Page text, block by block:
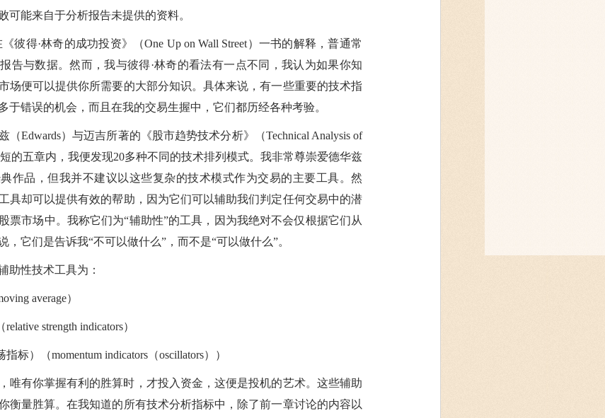
可能来自于分析报告未提供的资料。
彼得·林奇的成功投资》（One Up on Wall Street）一书的解释，普通常
告与数据。然而，我与彼得·林奇的看法有一点不同，我认为如果你知
场便可以提供你所需要的大部分知识。具体来说，有一些重要的技术指
于错误的机会，而且在我的交易生握中，它们都历经各种考验。
（Edwards）与迈吉所著的《股市趋势技术分析》（Technical Analysis of
短的五章内，我便发现20多种不同的技术排列模式。我非常尊崇爱德华兹
作品，但我并不建议以这些复杂的技术模式作为交易的主要工具。然
具却可以提供有效的帮助，因为它们可以辅助我们判定任何交易中的潜
票市场中。我称它们为“辅助性”的工具，因为我绝对不会仅根据它们从
，它们是告诉我“不可以做什么”，而不是“可以做什么”。
助性技术工具为：
average）
strength indicators）
标）（momentum indicators（oscillators））
唯有你掌握有利的胜算时，才投入资金，这便是投机的艺术。这些辅助
衡量胜算。在我知道的所有技术分析指标中，除了前一章讨论的内容以